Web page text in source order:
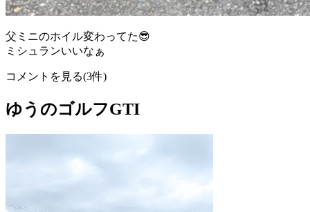
父ミニのホイル変わってた😎
ミシュランいいなぁ
コメントを見る(3件)
ゆうのゴルフGTI